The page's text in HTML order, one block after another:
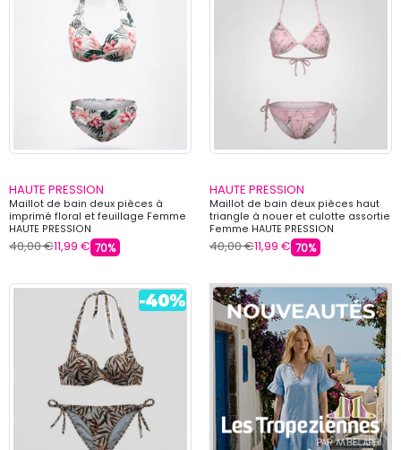
HAUTE PRESSION
Maillot de bain deux pièces à
imprimé floral et feuillage Femme
HAUTE PRESSION
40,00 €11,99 € 70%
HAUTE PRESSION
Maillot de bain deux pièces haut
triangle à nouer et culotte assortie
Femme HAUTE PRESSION
40,00 €11,99 € 70%